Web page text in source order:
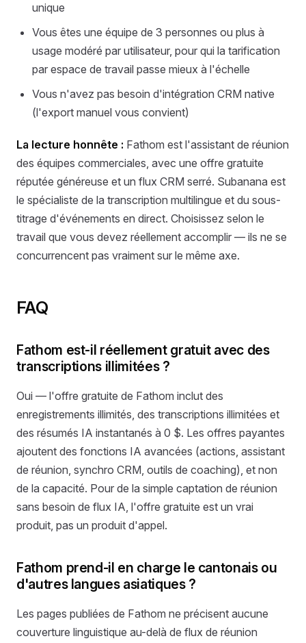
unique
Vous êtes une équipe de 3 personnes ou plus à
usage modéré par utilisateur, pour qui la tarification
par espace de travail passe mieux à l'échelle
Vous n'avez pas besoin d'intégration CRM native
(l'export manuel vous convient)
La lecture honnête : Fathom est l'assistant de réunion
des équipes commerciales, avec une offre gratuite
réputée généreuse et un flux CRM serré. Subanana est
le spécialiste de la transcription multilingue et du sous-
titrage d'événements en direct. Choisissez selon le
travail que vous devez réellement accomplir — ils ne se
concurrencent pas vraiment sur le même axe.
FAQ
Fathom est-il réellement gratuit avec des
transcriptions illimitées ?
Oui — l'offre gratuite de Fathom inclut des
enregistrements illimités, des transcriptions illimitées et
des résumés IA instantanés à 0 $. Les offres payantes
ajoutent des fonctions IA avancées (actions, assistant
de réunion, synchro CRM, outils de coaching), et non
de la capacité. Pour de la simple captation de réunion
sans besoin de flux IA, l'offre gratuite est un vrai
produit, pas un produit d'appel.
Fathom prend-il en charge le cantonais ou
d'autres langues asiatiques ?
Les pages publiées de Fathom ne précisent aucune
couverture linguistique au-delà de flux de réunion